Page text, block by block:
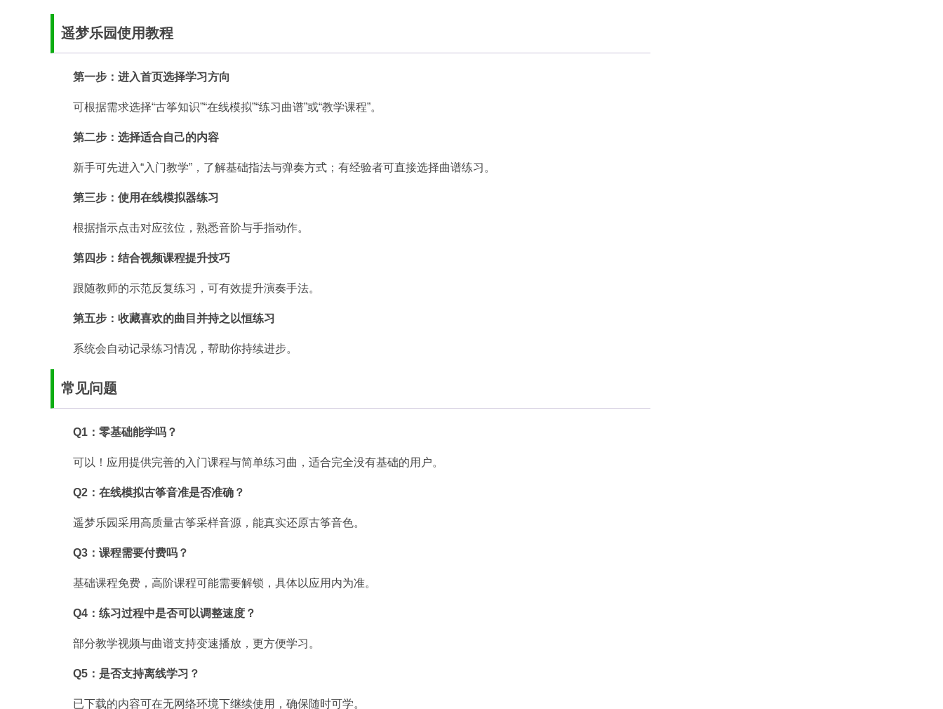
遥梦乐园使用教程
第一步：进入首页选择学习方向
可根据需求选择“古筝知识”“在线模拟”“练习曲谱”或“教学课程”。
第二步：选择适合自己的内容
新手可先进入“入门教学”，了解基础指法与弹奏方式；有经验者可直接选择曲谱练习。
第三步：使用在线模拟器练习
根据指示点击对应弦位，熟悉音阶与手指动作。
第四步：结合视频课程提升技巧
跟随教师的示范反复练习，可有效提升演奏手法。
第五步：收藏喜欢的曲目并持之以恒练习
系统会自动记录练习情况，帮助你持续进步。
常见问题
Q1：零基础能学吗？
可以！应用提供完善的入门课程与简单练习曲，适合完全没有基础的用户。
Q2：在线模拟古筝音准是否准确？
遥梦乐园采用高质量古筝采样音源，能真实还原古筝音色。
Q3：课程需要付费吗？
基础课程免费，高阶课程可能需要解锁，具体以应用内为准。
Q4：练习过程中是否可以调整速度？
部分教学视频与曲谱支持变速播放，更方便学习。
Q5：是否支持离线学习？
已下载的内容可在无网络环境下继续使用，确保随时可学。